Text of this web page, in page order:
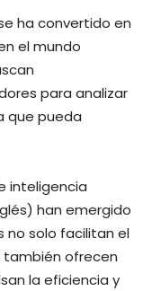
ha convertido en
el mundo
para analizar
que pueda
inteligencia
han emergido
no solo facilitan el
también ofrecen
la eficiencia y